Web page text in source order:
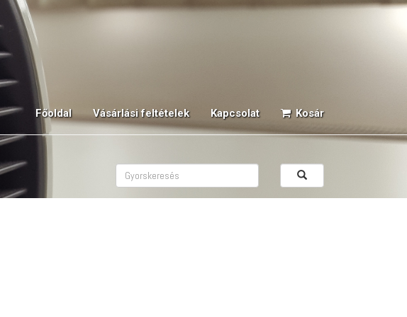
Főoldal Vásárlási feltételek Kapcsolat Kosár